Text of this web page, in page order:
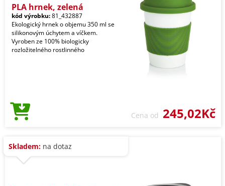
PLA hrnek, zelená
kód výrobku:81_432887
Ekologický hrnek o objemu 350 ml se
silikonovým úchytem a víčkem.
Vyroben ze 100% biologicky
rozložitelného rostlinného
Cena od 245,02Kč
Skladem: na dotaz